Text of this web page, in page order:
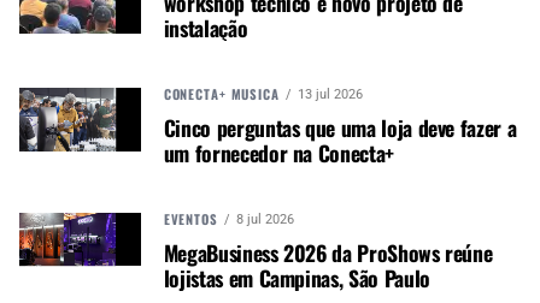
CONTINUE ACOMPANHANDO
Receba novas matérias do Música & Mercado no
WhatsApp e no Google News.
Canal WhatsApp
Google News
instalação
CONECTA+ MÚSICA 13 jul 2026
Cinco perguntas que uma loja deve fazer a
um fornecedor na Conecta+
EVENTOS 8 jul 2026
MegaBusiness 2026 da ProShows reúne
lojistas em Campinas, São Paulo